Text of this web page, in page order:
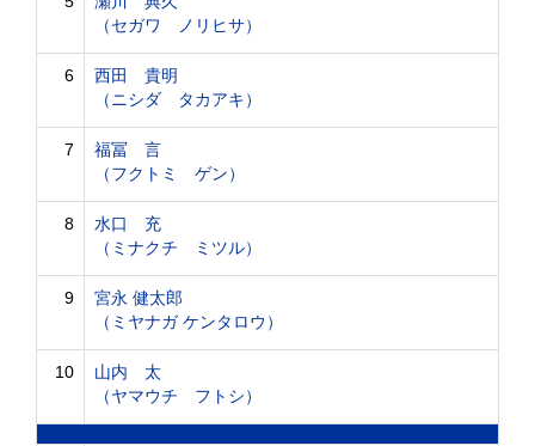
（セガワ ノリヒサ）
6
西田 貴明
（ニシダ タカアキ）
7
福冨 言
（フクトミ ゲン）
8
水口 充
（ミナクチ ミツル）
9
宮永 健太郎
（ミヤナガ ケンタロウ）
10
山内 太
（ヤマウチ フトシ）